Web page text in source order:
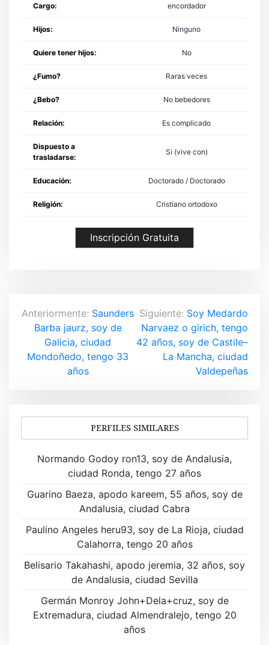
Cargo: encordador
Hijos: Ninguno
Quiere tener hijos: No
¿Fumo? Raras veces
¿Bebo? No bebedores
Relación: Es complicado
Dispuesto a
trasladarse:
Si (vive con)
Educación: Doctorado / Doctorado
Religión: Cristiano ortodoxo
Inscripción Gratuita
N
v
ó
n
e
Anteriormente: Saunders
Barba jaurz, soy de
Galicia, ciudad
Mondoñedo, tengo 33
años
Siguiente: Soy Medardo
Narvaez o girich, tengo
42 años, soy de Castile–
La Mancha, ciudad
Valdepeñas
PERFILES SIMILARES
Normando Godoy ron13, soy de Andalusia,
ciudad Ronda, tengo 27 años
Guarino Baeza, apodo kareem, 55 años, soy de
Andalusia, ciudad Cabra
Paulino Angeles heru93, soy de La Rioja, ciudad
Calahorra, tengo 20 años
Belisario Takahashi, apodo jeremia, 32 años, soy
de Andalusia, ciudad Sevilla
Germán Monroy John+Dela+cruz, soy de
Extremadura, ciudad Almendralejo, tengo 20
años